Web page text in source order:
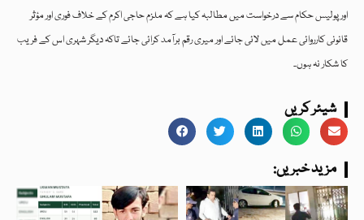
اور پولیس حکام سے درخواست میں مطالبہ کیا ہے کہ ملزم حاجی اکرم کے خلاف فوری اور مؤثر
قانونی کارروائی عمل میں لائی جائے اور میری رقم برآمد کرائی جائے تاکہ دیگر شہری اس کے فریب
کا شکار نہ ہوں۔
شیئر کریں
:مزید خبریں